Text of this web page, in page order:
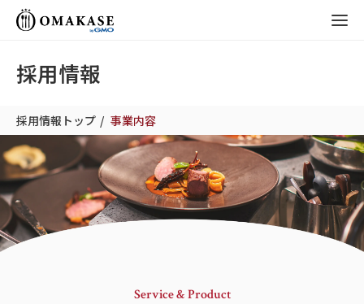
採用情報
採用情報トップ 事業内容
Service & Product